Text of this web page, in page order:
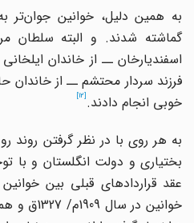
به همین دلیل، خوانین جوانتر به
گماشته شدند. و البته سلطان
اسفندیارخان ــ از خاندان ایلخانی
فرزند سردار محتشم ــ از خاندان
خوبی انجام دادند.
به هر روی با در نظر گرفتن روند رو
بختیاری و دولت انگلستان و با
عقد قراردادهای قبلی بین
خوانین در سال